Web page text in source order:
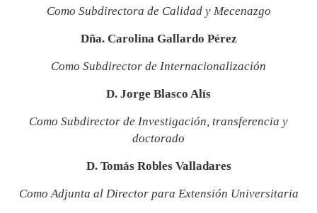
Como Subdirectora de Calidad y Mecenazgo
Dña. Carolina Gallardo Pérez
Como Subdirector de Internacionalización
D. Jorge Blasco Alís
Como Subdirector de Investigación, transferencia y
doctorado
D. Tomás Robles Valladares
Como Adjunta al Director para Extensión Universitaria